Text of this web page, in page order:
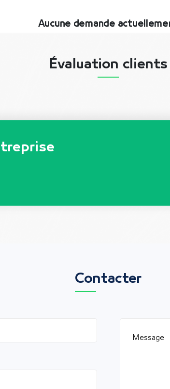
Aucune demande
Évaluation clients
Contacter